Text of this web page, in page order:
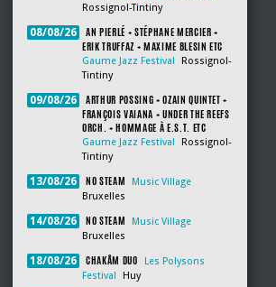
Rossignol-Tintiny
08/08/26
AN PIERLÉ + STÉPHANE MERCIER +
ERIK TRUFFAZ + MAXIME BLESIN ETC
Gaume Jazz Festival
Rossignol-
Tintiny
09/08/26
ARTHUR POSSING + OZAIN QUINTET +
FRANÇOIS VAIANA + UNDER THE REEFS
ORCH. + HOMMAGE À E.S.T. ETC
Gaume Jazz Festival
Rossignol-
Tintiny
13/08/26 NO STEAM
Music Village
Bruxelles
14/08/26 NO STEAM
Music Village
Bruxelles
18/08/26 CHAKÂM DUO
Les Polysons
Festival
Huy